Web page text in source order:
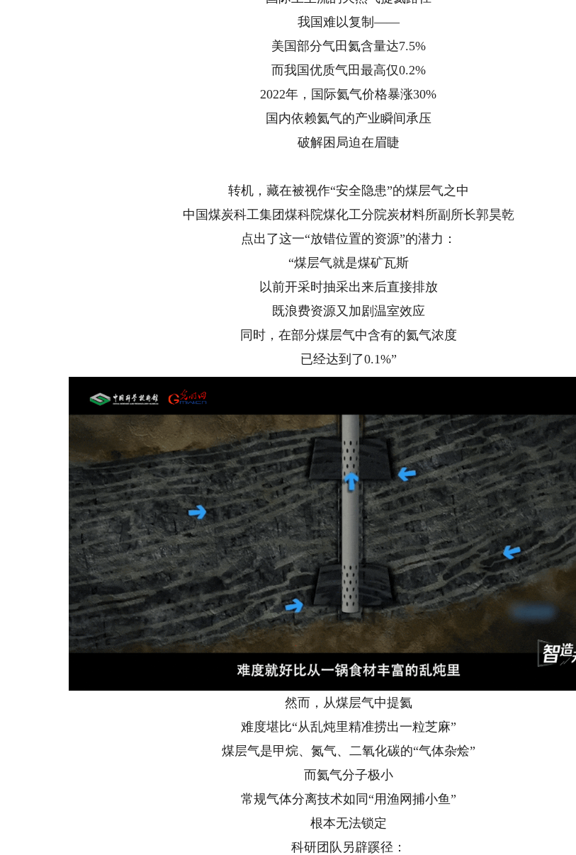
我国难以复制——
美国部分气田氦含量达7.5%
而我国优质气田最高仅0.2%
2022年，国际氦气价格暴涨30%
国内依赖氦气的产业瞬间承压
破解困局迫在眉睫
转机，藏在被视作“安全隐患”的煤层气之中
中国煤炭科工集团煤科院煤化工分院炭材料所副所长郭昊乾
点出了这一“放错位置的资源”的潜力：
“煤层气就是煤矿瓦斯
以前开采时抽采出来后直接排放
既浪费资源又加剧温室效应
同时，在部分煤层气中含有的氦气浓度
已经达到了0.1%”
然而，从煤层气中提氦
难度堪比“从乱炖里精准捞出一粒芝麻”
煤层气是甲烷、氮气、二氧化碳的“气体杂烩”
而氦气分子极小
常规气体分离技术如同“用渔网捕小鱼”
根本无法锁定
科研团队另辟蹊径：